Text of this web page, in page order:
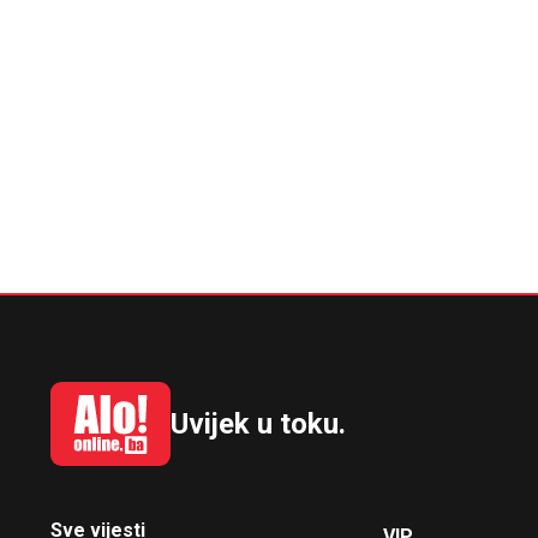
Uvijek u toku.
Sve vijesti